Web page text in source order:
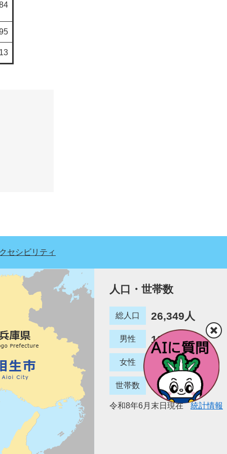
セシビリティ
人口・世帯数
総人口 26,349人
男性 12,780人
女性 13,569人
世帯数 12,887世帯
令和8年6月末日現在 統計情報